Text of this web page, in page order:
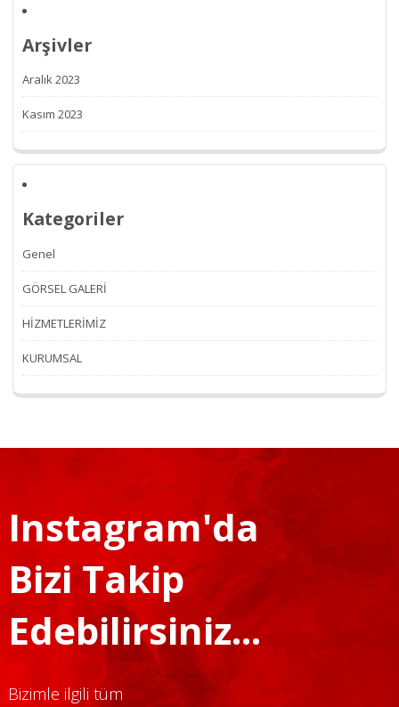
Arşivler
Aralık 2023
Kasım 2023
Kategoriler
Genel
GÖRSEL GALERİ
HİZMETLERİMİZ
KURUMSAL
Instagram'da
Bizi Takip
Edebilirsiniz...
Bizimle ilgili tüm